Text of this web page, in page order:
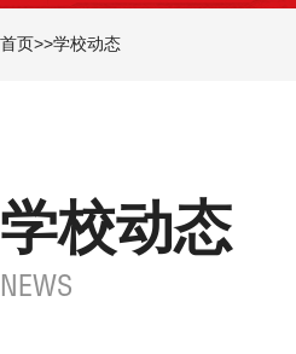
首页>>学校动态
学校动态
NEWS